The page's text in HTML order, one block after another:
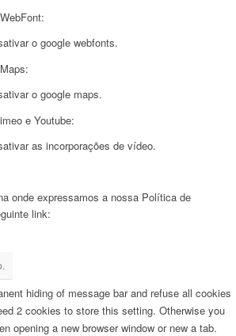
o google webfonts.
o google maps.
e Youtube:
as incorporações de vídeo.
onde expressamos a nossa Política de
link:
hiding of message bar and refuse all cookies
2 cookies to store this setting. Otherwise you
opening a new browser window or new a tab.